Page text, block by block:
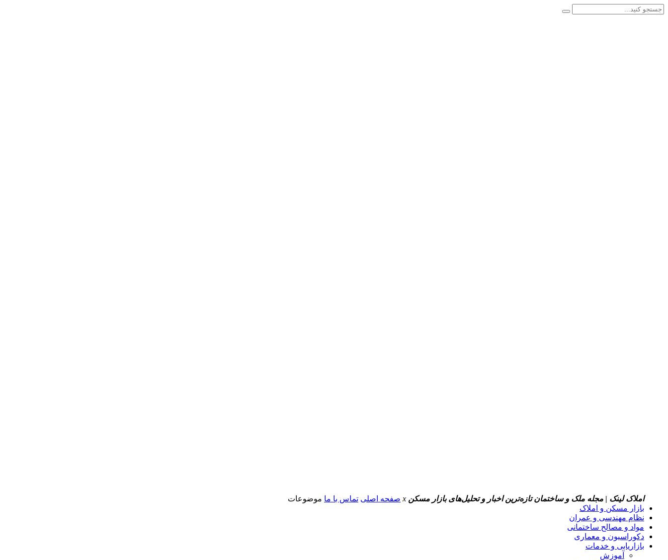
املاک لینک | مجله ملک و ساختمان تازه‌ترین اخبار و تحلیل‌های بازار مسکن x صفحه اصلی تماس با ما موضوعات
بازار مسکن و املاک
نظام مهندسی و عمران
مواد و مصالح ساختمانی
دکوراسیون و معماری
بازاریابی و خدمات
آموزش